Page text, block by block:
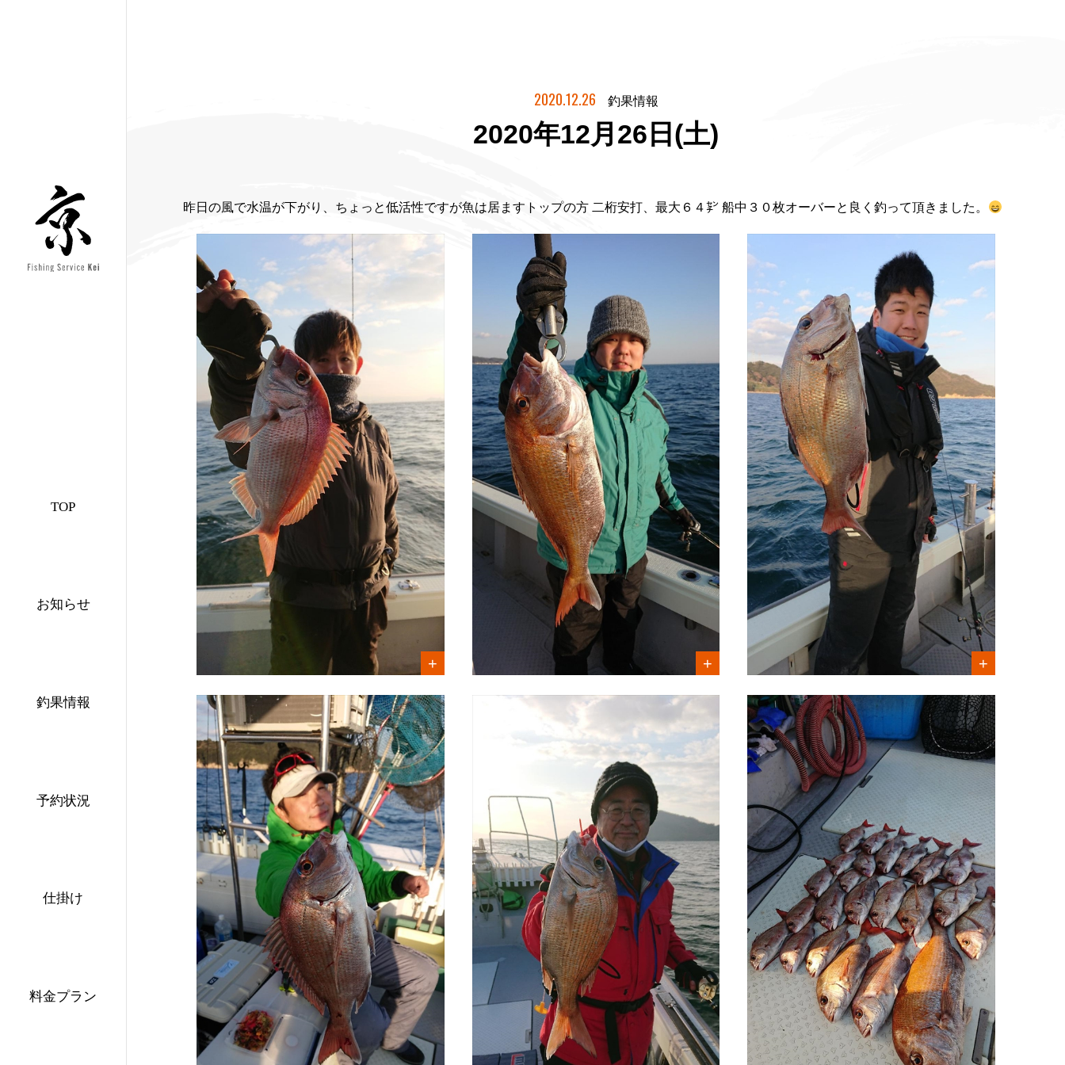
TOP
お知らせ
釣果情報
予約状況
仕掛け
料金プラン
2020.12.26 釣果情報
2020年12月26日(土)
昨日の風で水温が下がり、ちょっと低活性ですが魚は居ますトップの方 二桁安打、最大６４㌢ 船中３０枚オーバーと良く釣って頂きました。